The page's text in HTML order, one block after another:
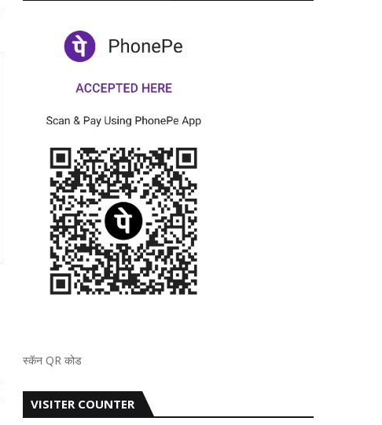
स्कॅन QR कोड
VISITER COUNTER